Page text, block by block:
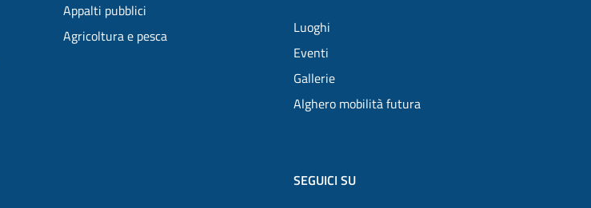
Appalti pubblici
Agricoltura e pesca
Luoghi
Eventi
Gallerie
Alghero mobilità futura
SEGUICI SU